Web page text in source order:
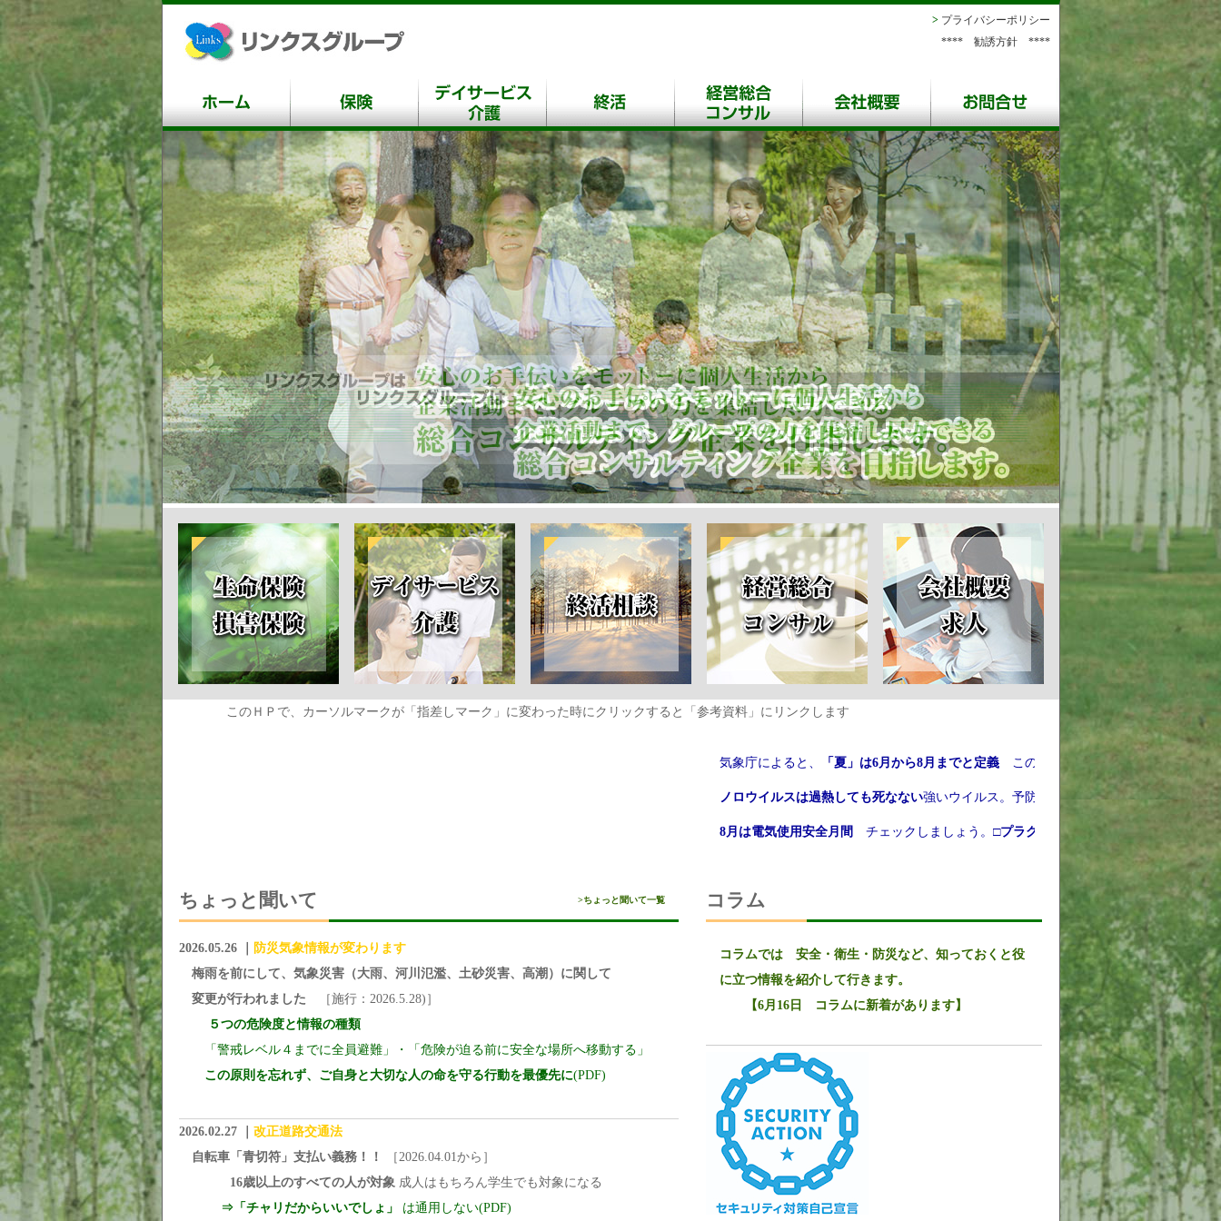
> プライバシーポリシー
**** 勧誘方針 ****
このＨＰで、カーソルマークが「指差しマーク」に変わった時にクリックすると「参考資料」にリンクします
気象庁によると、「夏」は6月から8月までと定義この時期は食中毒のピークシーズン ！ 予
ノロウイルスは過熱しても死なない強いウイルス。予防４原則は 「持ち込まない・つけない・
8月は電気使用安全月間チェックしましょう。 □プラグにほこり無し、□コンセントは破損無
ちょっと聞いて >ちょっと聞いて一覧
2026.05.26
防災気象情報が変わります
梅雨を前にして、気象災害（大雨、河川氾濫、土砂災害、高潮）に関して
変更が行われました ［施行：2026.5.28)］
５つの危険度と情報の種類
「警戒レベル４までに全員避難」・「危険が迫る前に安全な場所へ移動する」
この原則を忘れず、ご自身と大切な人の命を守る行動を最優先に(PDF)
2026.02.27
改正道路交通法
自転車「青切符」支払い義務！！
［2026.04.01から］
16歳以上のすべての人が対象 成人はもちろん学生でも対象になる
⇒「チャリだからいいでしょ」 は通用しない(PDF)
コラム
コラムでは 安全・衛生・防災など、知っておくと役
に立つ情報を紹介して行きます。
【6月16日 コラムに新着があります】